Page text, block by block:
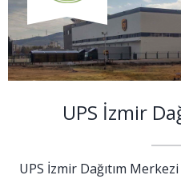
UPS İzmir
UPS İzmir Dağıtım